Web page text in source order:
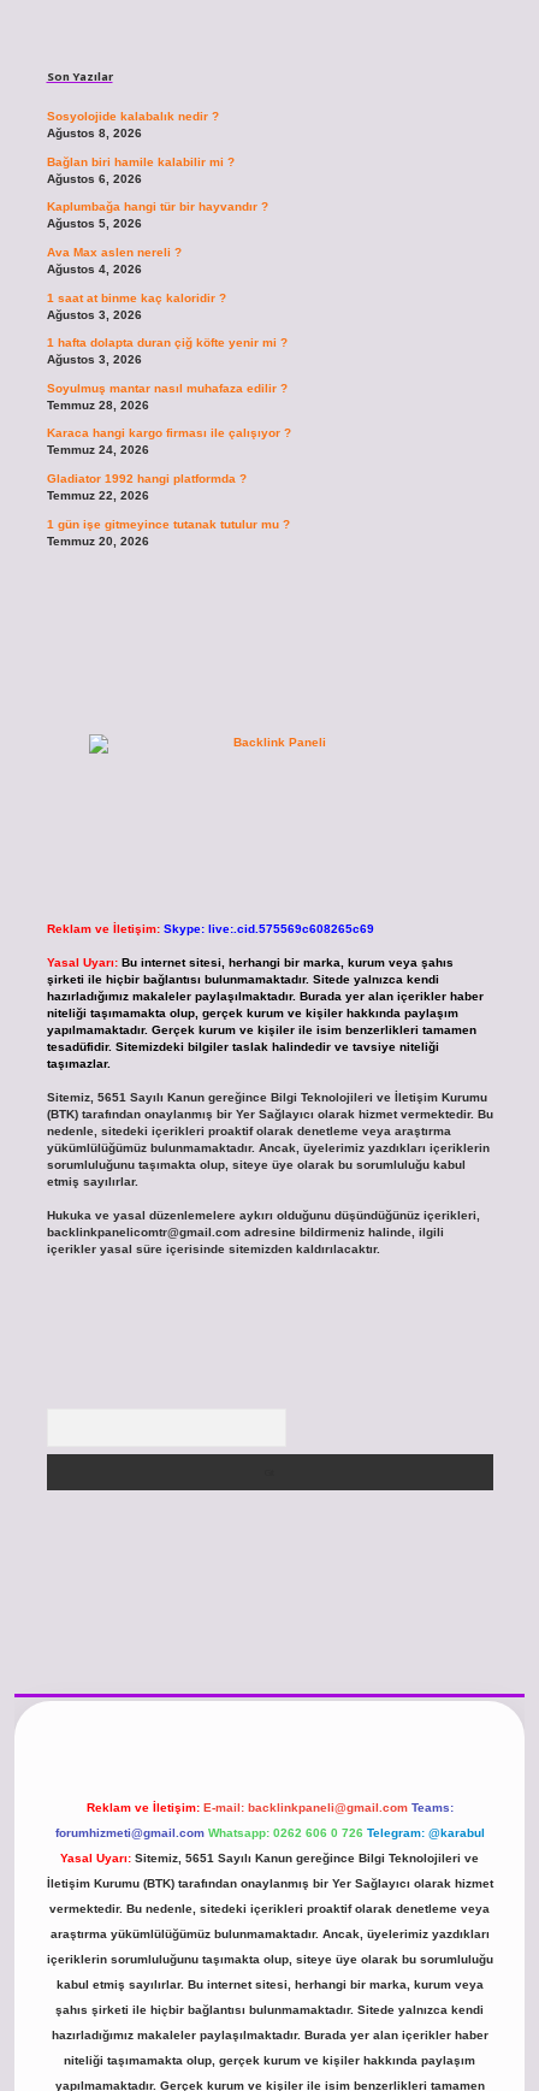
Son Yazılar
Sosyolojide kalabalık nedir ?
Ağustos 8, 2026
Bağlan biri hamile kalabilir mi ?
Ağustos 6, 2026
Kaplumbağa hangi tür bir hayvandır ?
Ağustos 5, 2026
Ava Max aslen nereli ?
Ağustos 4, 2026
1 saat at binme kaç kaloridir ?
Ağustos 3, 2026
1 hafta dolapta duran çiğ köfte yenir mi ?
Ağustos 3, 2026
Soyulmuş mantar nasıl muhafaza edilir ?
Temmuz 28, 2026
Karaca hangi kargo firması ile çalışıyor ?
Temmuz 24, 2026
Gladiator 1992 hangi platformda ?
Temmuz 22, 2026
1 gün işe gitmeyince tutanak tutulur mu ?
Temmuz 20, 2026
Reklam ve İletişim: Skype: live:.cid.575569c608265c69
Yasal Uyarı: Bu internet sitesi, herhangi bir marka, kurum veya şahıs
şirketi ile hiçbir bağlantısı bulunmamaktadır. Sitede yalnızca kendi
hazırladığımız makaleler paylaşılmaktadır. Burada yer alan içerikler haber
niteliği taşımamakta olup, gerçek kurum ve kişiler hakkında paylaşım
yapılmamaktadır. Gerçek kurum ve kişiler ile isim benzerlikleri tamamen
tesadüfidir. Sitemizdeki bilgiler taslak halindedir ve tavsiye niteliği
taşımazlar.
Sitemiz, 5651 Sayılı Kanun gereğince Bilgi Teknolojileri ve İletişim Kurumu
(BTK) tarafından onaylanmış bir Yer Sağlayıcı olarak hizmet vermektedir. Bu
nedenle, sitedeki içerikleri proaktif olarak denetleme veya araştırma
yükümlülüğümüz bulunmamaktadır. Ancak, üyelerimiz yazdıkları içeriklerin
sorumluluğunu taşımakta olup, siteye üye olarak bu sorumluluğu kabul
etmiş sayılırlar.
Hukuka ve yasal düzenlemelere aykırı olduğunu düşündüğünüz içerikleri,
backlinkpanelicomtr@gmail.comadresine bildirmeniz halinde, ilgili
içerikler yasal süre içerisinde sitemizden kaldırılacaktır.
Reklam ve İletişim: E-mail: backlinkpaneli@gmail.com Teams:
forumhizmeti@gmail.com Whatsapp: 0262 606 0 726 Telegram: @karabul
Yasal Uyarı: Sitemiz, 5651 Sayılı Kanun gereğince Bilgi Teknolojileri ve
İletişim Kurumu (BTK) tarafından onaylanmış bir Yer Sağlayıcı olarak hizmet
vermektedir. Bu nedenle, sitedeki içerikleri proaktif olarak denetleme veya
araştırma yükümlülüğümüz bulunmamaktadır. Ancak, üyelerimiz yazdıkları
içeriklerin sorumluluğunu taşımakta olup, siteye üye olarak bu sorumluluğu
kabul etmiş sayılırlar. Bu internet sitesi, herhangi bir marka, kurum veya
şahıs şirketi ile hiçbir bağlantısı bulunmamaktadır. Sitede yalnızca kendi
hazırladığımız makaleler paylaşılmaktadır. Burada yer alan içerikler haber
niteliği taşımamakta olup, gerçek kurum ve kişiler hakkında paylaşım
yapılmamaktadır. Gerçek kurum ve kişiler ile isim benzerlikleri tamamen